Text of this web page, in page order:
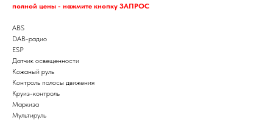
полной цены - нажмите кнопку ЗАПРОС
ABS
DAB-радио
ESP
Датчик освещенности
Кожаный руль
Контроль полосы движения
Круиз-контроль
Маркиза
Мультируль